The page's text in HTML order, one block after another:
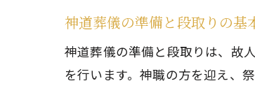
神道葬儀の準備と段取りの基
神道葬儀の準備と段取りは、故
を行います。神職の方を迎え、